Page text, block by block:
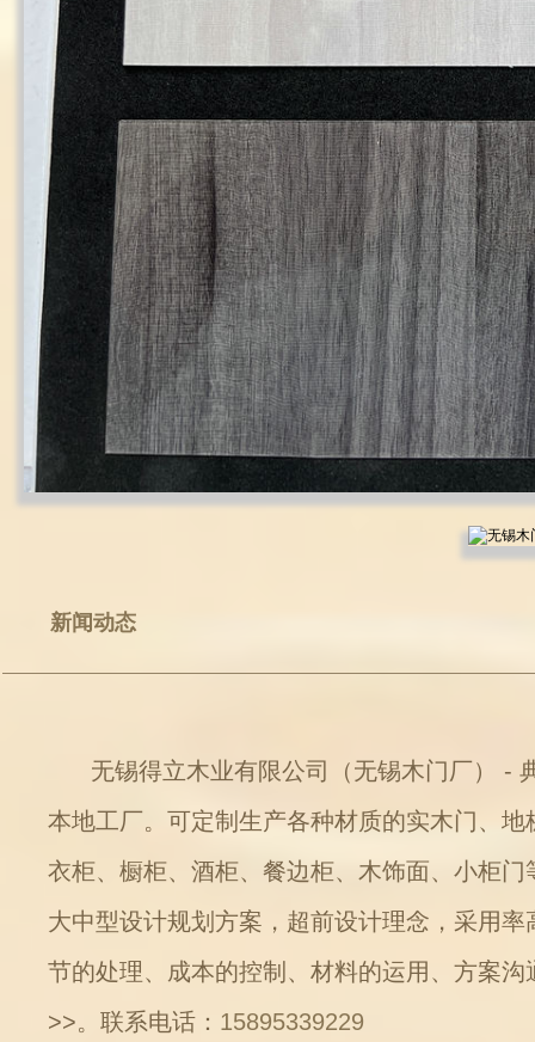
新闻动态
无锡得立木业有限公司（无锡木门厂） -
本地工厂。可定制生产各种材质的实木门、
衣柜、橱柜、酒柜、餐边柜、木饰面、小柜
大中型设计规划方案，超前设计理念，采用
节的处理、成本的控制、材料的运用、方案
>>。联系电话： 15895339229